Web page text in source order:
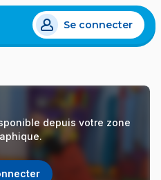
Se connecter
depuis votre zone